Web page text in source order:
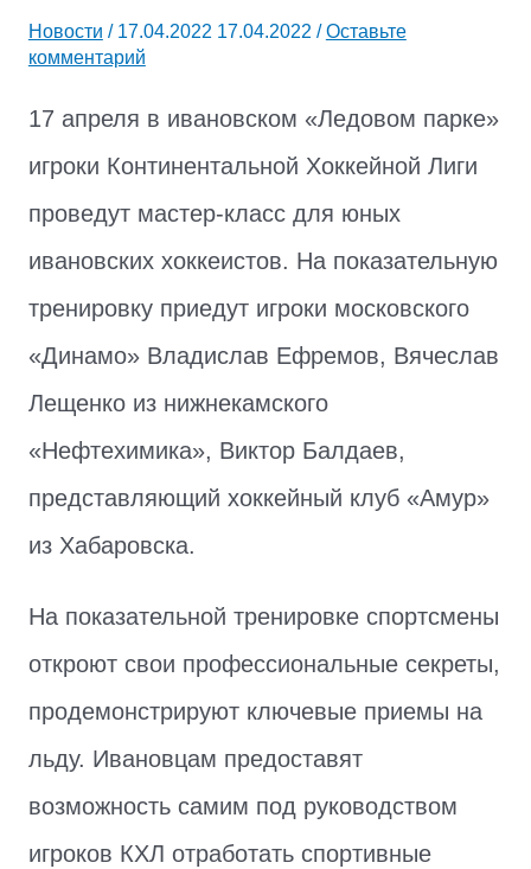
Новости / 17.04.2022 17.04.2022 /Оставьте
комментарий
17 апреля в ивановском «Ледовом парке»
игроки Континентальной Хоккейной Лиги
проведут мастер-класс для юных
ивановских хоккеистов. На показательную
тренировку приедут игроки московского
«Динамо» Владислав Ефремов, Вячеслав
Лещенко из нижнекамского
«Нефтехимика», Виктор Балдаев,
представляющий хоккейный клуб «Амур»
из Хабаровска.
На показательной тренировке спортсмены
откроют свои профессиональные секреты,
продемонстрируют ключевые приемы на
льду. Ивановцам предоставят
возможность самим под руководством
игроков КХЛ отработать спортивные